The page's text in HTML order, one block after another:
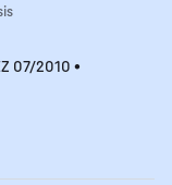
07/2010 •